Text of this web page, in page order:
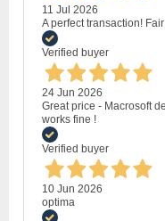
11 Jul 2026
A perfect transaction!
Verified buyer
24 Jun 2026
Great price - Macrosoft
works fine !
Verified buyer
10 Jun 2026
optima